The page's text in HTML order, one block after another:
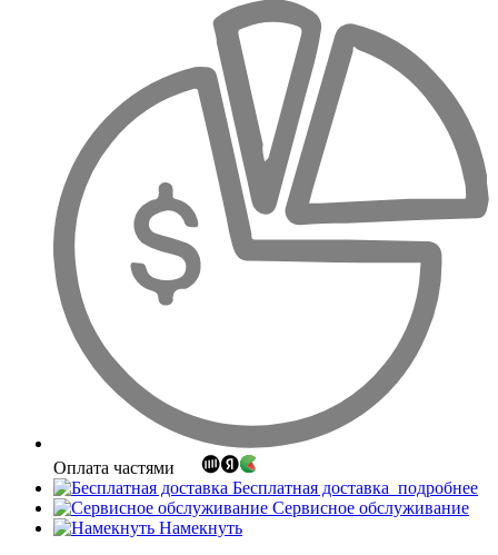
Оплата частями
Бесплатная доставка подробнее
Сервисное обслуживание
Намекнуть